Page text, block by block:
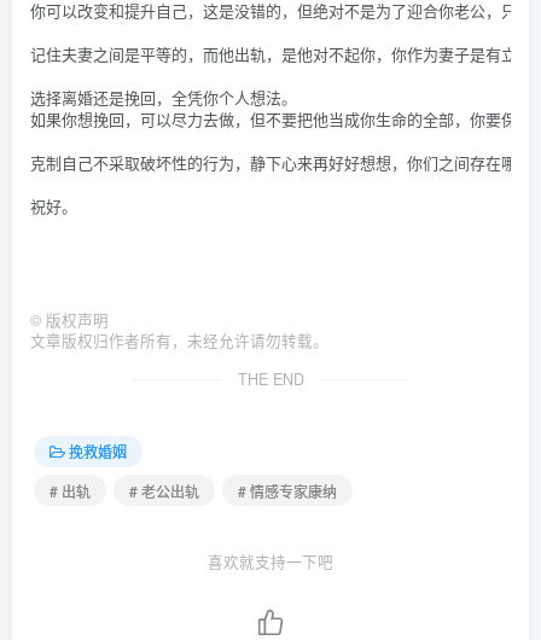
你可以改变和提升自己，这是没错的，但绝对不是为了迎合你老公，只
记住夫妻之间是平等的，而他出轨，是他对不起你，你作为妻子是有立
选择离婚还是挽回，全凭你个人想法。
如果你想挽回，可以尽力去做，但不要把他当成你生命的全部，你要保持
克制自己不采取破坏性的行为，静下心来再好好想想，你们之间存在哪
祝好。
© 版权声明
文章版权归作者所有，未经允许请勿转载。
THE END
挽救婚姻
# 出轨
# 老公出轨 # 情感专家康纳
喜欢就支持一下吧